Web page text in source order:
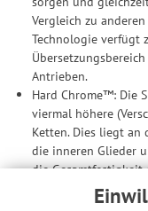
Vergleich zu
Technologie verfügt
Antrieben.
Hard Chrome™: Die
viermal höhere
Ketten. Dies liegt an
die inneren Glieder
die Gesamtfestigkeit
Hard Chrme™-Kette
PowerLock®: Die